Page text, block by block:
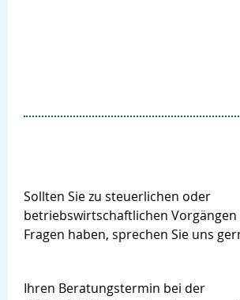
Sollten Sie zu steuerlichen oder
betriebswirtschaftlichen Vorgängen
Fragen haben, sprechen Sie uns
Ihren Beratungstermin bei der